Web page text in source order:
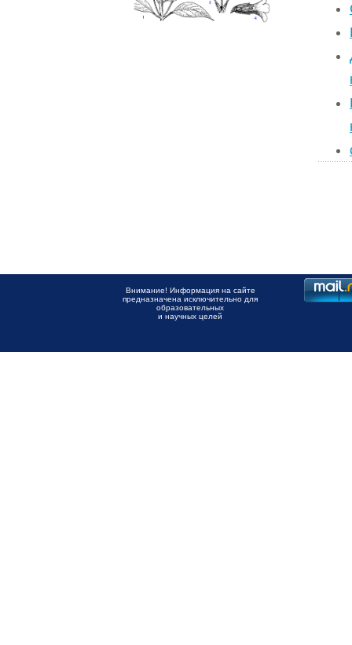
Внимание! Информация на сайте
предназначена исключительно для
образовательных
и научных целей